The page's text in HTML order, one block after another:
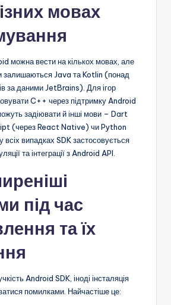
мовах
можна вести на кількох мовах, але
залишаються Java та Kotlin (понад
за даними JetBrains). Для ігор
C++ через підтримку Android
задіювати й інші мови – Dart
(через React Native) чи Python
випадках SDK застосовується
та інтеграції з Android API.
під час
та їх
Android SDK, іноді інсталяція
помилками. Найчастіше це: